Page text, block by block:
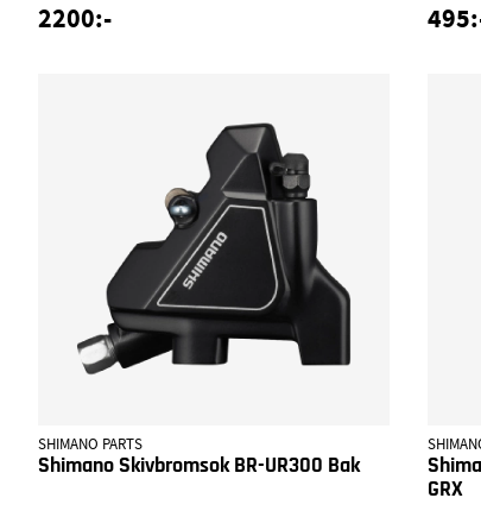
2200:-
SHIMANO PARTS
Shimano Skivbromsok BR-UR300 Bak
GRX